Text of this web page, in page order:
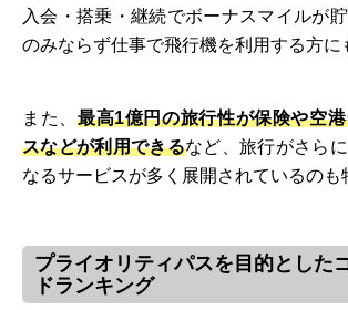
入会・搭乗・継続でボーナスマイルが
のみならず仕事で飛行機を利用する方に
また、 最高1億円の旅行性が保険や空
スなどが利用できるなど、旅行がさら
なるサービスが多く展開されているのも
プライオリティパスを目的とした
ドランキング